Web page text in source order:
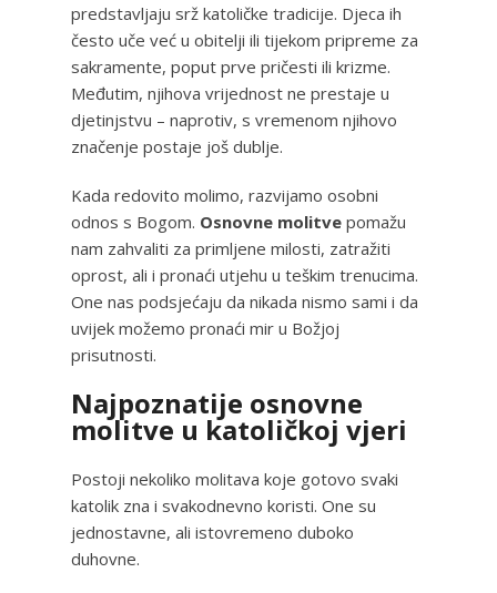
predstavljaju srž katoličke tradicije. Djeca ih
često uče već u obitelji ili tijekom pripreme za
sakramente, poput prve pričesti ili krizme.
Međutim, njihova vrijednost ne prestaje u
djetinjstvu – naprotiv, s vremenom njihovo
značenje postaje još dublje.
Kada redovito molimo, razvijamo osobni
odnos s Bogom. Osnovne molitve pomažu
nam zahvaliti za primljene milosti, zatražiti
oprost, ali i pronaći utjehu u teškim trenucima.
One nas podsjećaju da nikada nismo sami i da
uvijek možemo pronaći mir u Božjoj
prisutnosti.
Najpoznatije osnovne
molitve u katoličkoj vjeri
Postoji nekoliko molitava koje gotovo svaki
katolik zna i svakodnevno koristi. One su
jednostavne, ali istovremeno duboko
duhovne.